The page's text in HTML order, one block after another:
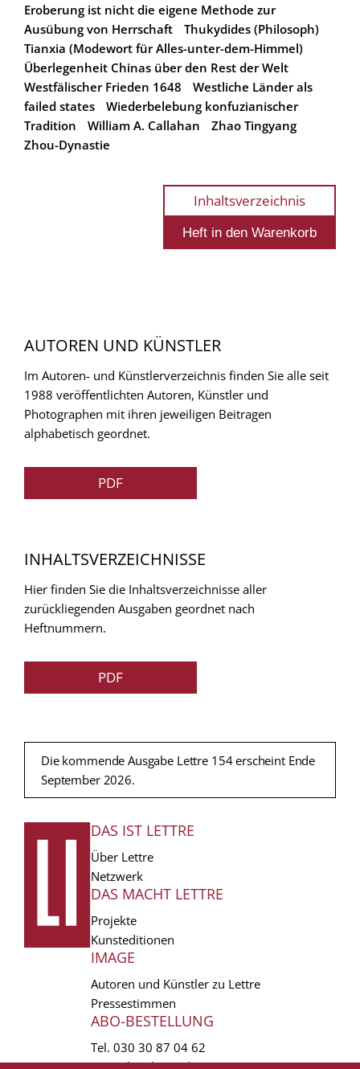
Eroberung ist nicht die eigene Methode zur
Ausübung von Herrschaft
Thukydides (Philosoph)
Tianxia (Modewort für Alles-unter-dem-Himmel)
Überlegenheit Chinas über den Rest der Welt
Westfälischer Frieden 1648
Westliche Länder als
failed states
Wiederbelebung konfuzianischer
Tradition
William A. Callahan
Zhao Tingyang
Zhou-Dynastie
Inhaltsverzeichnis
AUTOREN UND KÜNSTLER
Im Autoren- und Künstlerverzeichnis finden Sie alle seit
1988 veröffentlichten Autoren, Künstler und
Photographen mit ihren jeweiligen Beitragen
alphabetisch geordnet.
PDF
INHALTSVERZEICHNISSE
Hier finden Sie die Inhaltsverzeichnisse aller
zurückliegenden Ausgaben geordnet nach
Heftnummern.
PDF
Die kommende Ausgabe Lettre 154 erscheint Ende
September 2026.
FUSSZEILE
DAS IST LETTRE
Über Lettre
Netzwerk
DAS MACHT LETTRE
Projekte
Kunsteditionen
IMAGE
Autoren und Künstler zu Lettre
Pressestimmen
ABO-BESTELLUNG
Tel. 030 30 87 04 62